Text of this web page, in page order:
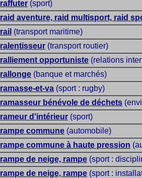
raffuter (sport)
raid aventure, raid multisport, raid
rail (transport maritime)
ralentisseur (transport routier)
ralliement opportuniste (relations
rallonge (banque et marchés)
ramasse-et-va (sport : rugby)
ramasseur bénévole de déchets
rameur d'intérieur (sport)
rampe commune (automobile)
rampe commune à haute pression
rampe de neige, rampe (sport :
rampe de neige, rampe (sport :